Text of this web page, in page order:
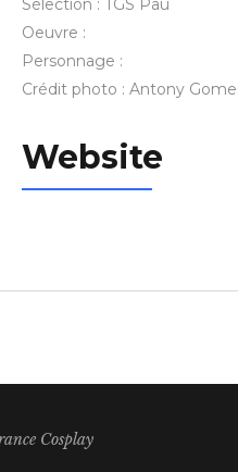
Sélection : TGS Pau
Oeuvre :
Personnage :
Crédit photo : Antony
Website
Cosplay